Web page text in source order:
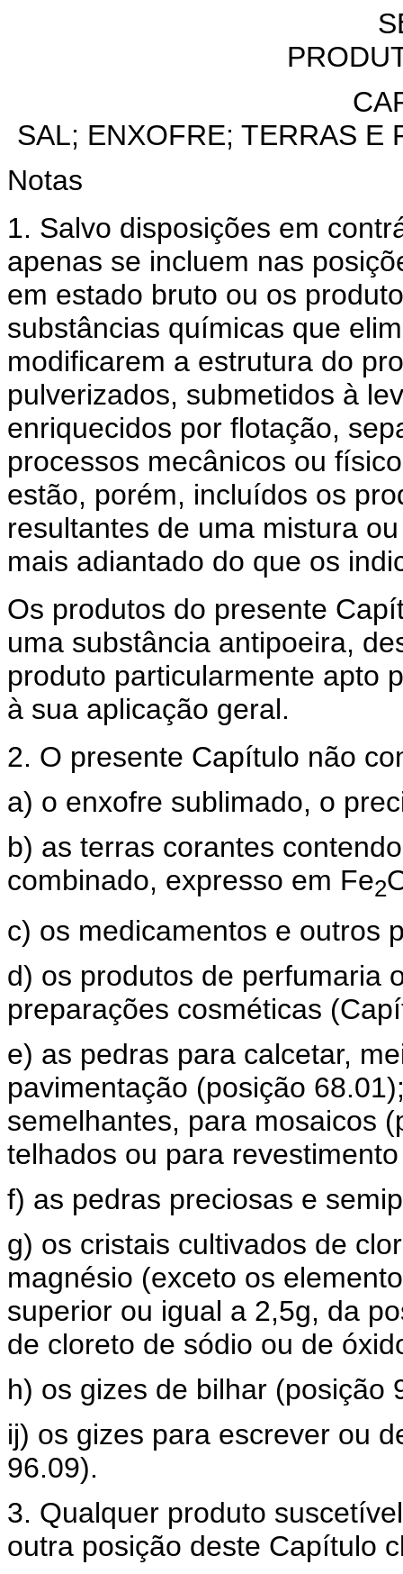
SAL; ENXOFRE; TERRAS E
Notas
1. Salvo disposições em
apenas se incluem nas
em estado bruto ou os
substâncias químicas que
modificarem a estrutura do
pulverizados, submetidos à
enriquecidos por flotação,
processos mecânicos ou
estão, porém, incluídos os
resultantes de uma mistura
mais adiantado do que os
Os produtos do presente
uma substância antipoeira,
produto particularmente apto
à sua aplicação geral.
2. O presente Capítulo não
a) o enxofre sublimado, o
b) as terras corantes
combinado, expresso em Fe2
c) os medicamentos e outros
d) os produtos de perfumaria
preparações cosméticas
e) as pedras para calcetar,
pavimentação (posição
semelhantes, para mosaicos
telhados ou para
f) as pedras preciosas e
g) os cristais cultivados de
magnésio (exceto os
superior ou igual a 2,5g, da
de cloreto de sódio ou de
h) os gizes de bilhar (posição
ij) os gizes para escrever ou
96.09).
3. Qualquer produto
outra posição deste Capítulo